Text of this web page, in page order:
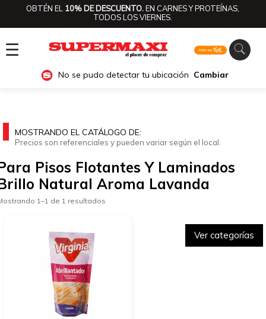
OBTÉN EL 10% DE DESCUENTO.EN CARNES Y PROTEÍNAS,
TODOS LOS VIERNES.
☰
No se pudo detectar tu ubicación Cambiar
Ver categorías
MOSTRANDO EL CATÁLOGO DE:
Precios son referenciales y pueden variar según el local.
Pisos Flotantes Y Laminados
Natural Aroma Lavanda
1–1 de 1 resultados